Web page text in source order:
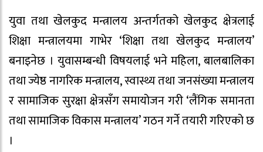
युवा तथा खेलकुद मन्त्रालय अन्तर्गतको खेलकुद क्षेत्रलाई
शिक्षा मन्त्रालयमा गाभेर ‘शिक्षा तथा खेलकुद मन्त्रालय’
बनाइनेछ । युवासम्बन्धी विषयलाई भने महिला, बालबालिका
तथा ज्येष्ठ नागरिक मन्त्रालय, स्वास्थ्य तथा जनसंख्या मन्त्रालय
र सामाजिक सुरक्षा क्षेत्रसँग समायोजन गरी ‘लैंगिक समानता
तथा सामाजिक विकास मन्त्रालय’ गठन गर्ने तयारी गरिएको छ
।